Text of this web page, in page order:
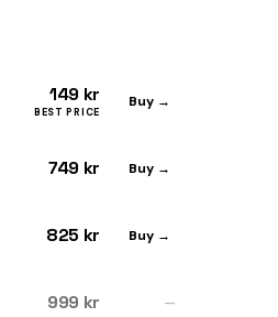
149 kr
BEST PRICE
Buy →
749 kr Buy →
825 kr Buy →
999 kr —